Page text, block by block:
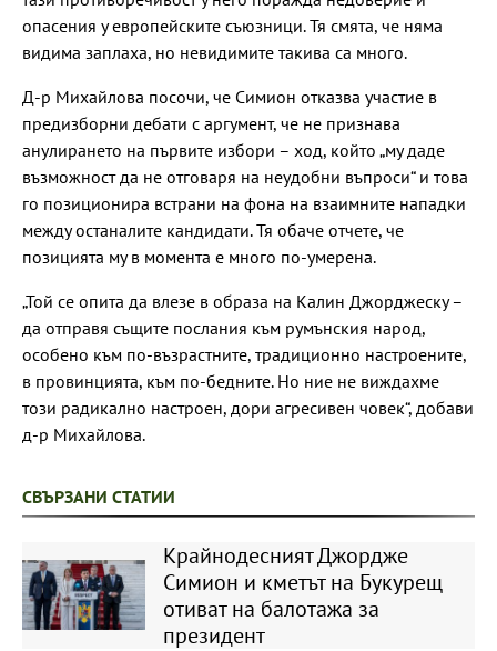
опасения у европейските съюзници. Тя смята, че няма
видима заплаха, но невидимите такива са много.
Д-р Михайлова посочи, че Симион отказва участие в
предизборни дебати с аргумент, че не признава
анулирането на първите избори – ход, който „му даде
възможност да не отговаря на неудобни въпроси“ и това
го позиционира встрани на фона на взаимните нападки
между останалите кандидати. Тя обаче отчете, че
позицията му в момента е много по-умерена.
„Той се опита да влезе в образа на Калин Джорджеску –
да отправя същите послания към румънския народ,
особено към по-възрастните, традиционно настроените,
в провинцията, към по-бедните. Но ние не виждахме
този радикално настроен, дори агресивен човек“, добави
д-р Михайлова.
СВЪРЗАНИ СТАТИИ
Крайнодесният Джордже
Симион и кметът на Букурещ
отиват на балотажа за
президент